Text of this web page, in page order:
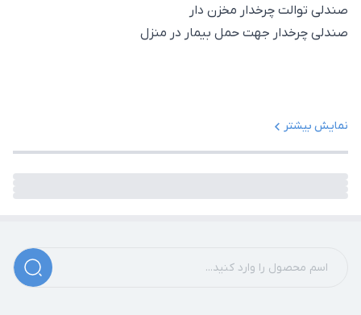
صندلی توالت چرخدار مخزن دار
صندلی چرخدار جهت حمل بیمار در منزل
نمایش بیشتر